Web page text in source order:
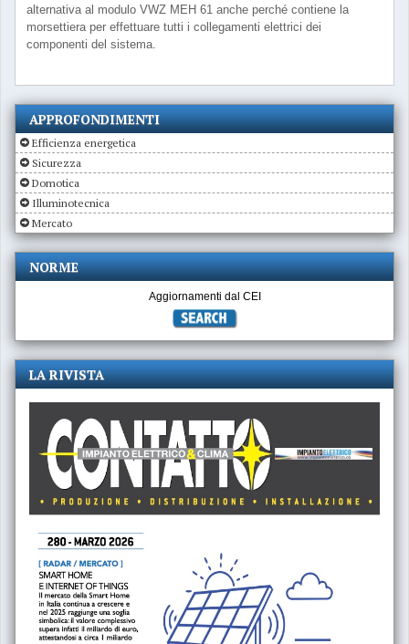
alternativa al modulo VWZ MEH 61 anche perché contiene la
morsettiera per effettuare tutti i collegamenti elettrici dei
componenti del sistema.
APPROFONDIMENTI
Efficienza energetica
Sicurezza
Domotica
Illuminotecnica
Mercato
NORME
Aggiornamenti dal CEI
LA RIVISTA